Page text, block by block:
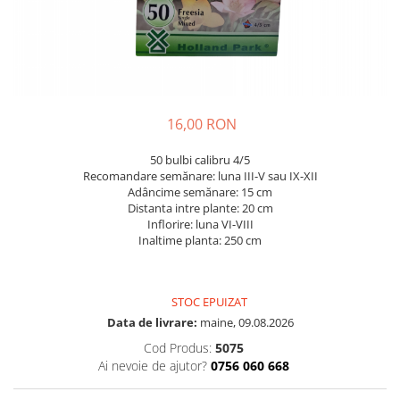
Seminte ceapa
Seminte dovleac decorativ
Seminte dovlecel / dovleac
Seminte fasole
Seminte mazare
16,00 RON
50 bulbi calibru 4/5
Recomandare semănare: luna III-V sau IX-XII
Adâncime semănare: 15 cm
Distanta intre plante: 20 cm
Inflorire: luna VI-VIII
Inaltime planta: 250 cm
STOC EPUIZAT
Data de livrare: maine, 09.08.2026
Cod Produs: 5075
Ai nevoie de ajutor? 0756 060 668